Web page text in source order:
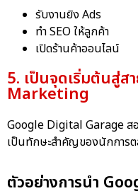
รับงานยิง Ads
ทำ SEO ให้ลูกค้า
เปิดร้านค้าออนไลน์
5. เป็นจุดเริ่มต้นสู่
Marketing
Google Digital Garage ส
เป็นทักษะสำคัญของนักการ
ตัวอย่างการนำ